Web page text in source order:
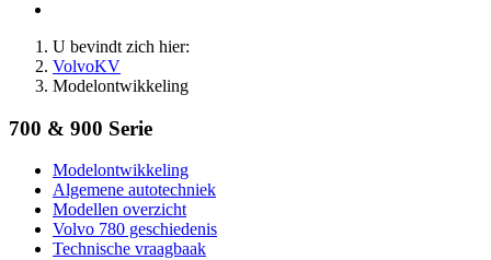
U bevindt zich hier:
VolvoKV
Modelontwikkeling
700 & 900 Serie
Modelontwikkeling
Algemene autotechniek
Modellen overzicht
Volvo 780 geschiedenis
Technische vraagbaak